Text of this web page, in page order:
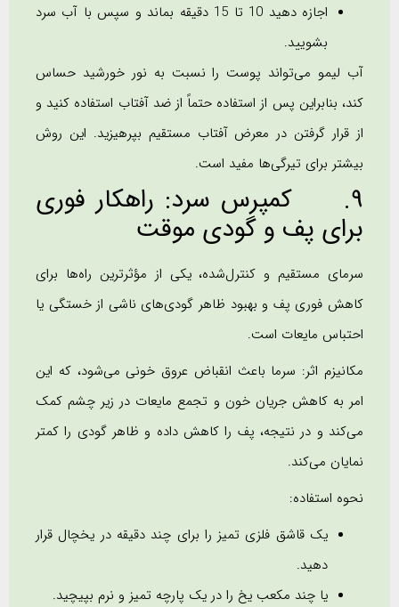
اجازه دهید 10 تا 15 دقیقه بماند و سپس با آب سرد
بشویید.
آب لیمو می‌تواند پوست را نسبت به نور خورشید حساس
کند، بنابراین پس از استفاده حتماً از ضد آفتاب استفاده کنید و
از قرار گرفتن در معرض آفتاب مستقیم بپرهیزید. این روش
بیشتر برای تیرگی‌ها مفید است.
9. کمپرس سرد: راهکار فوری
برای پف و گودی موقت
سرمای مستقیم و کنترل‌شده، یکی از مؤثرترین راه‌ها برای
کاهش فوری پف و بهبود ظاهر گودی‌های ناشی از خستگی یا
احتباس مایعات است.
مکانیزم اثر: سرما باعث انقباض عروق خونی می‌شود، که این
امر به کاهش جریان خون و تجمع مایعات در زیر چشم کمک
می‌کند و در نتیجه، پف را کاهش داده و ظاهر گودی را کمتر
نمایان می‌کند.
نحوه استفاده:
یک قاشق فلزی تمیز را برای چند دقیقه در یخچال قرار
دهید.
یا چند مکعب یخ را در یک پارچه تمیز و نرم بپیچید.